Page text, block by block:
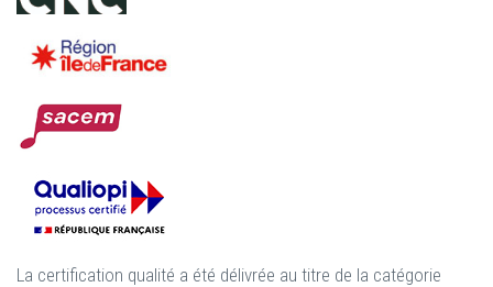
La certification qualité a été délivrée au titre de la catégorie